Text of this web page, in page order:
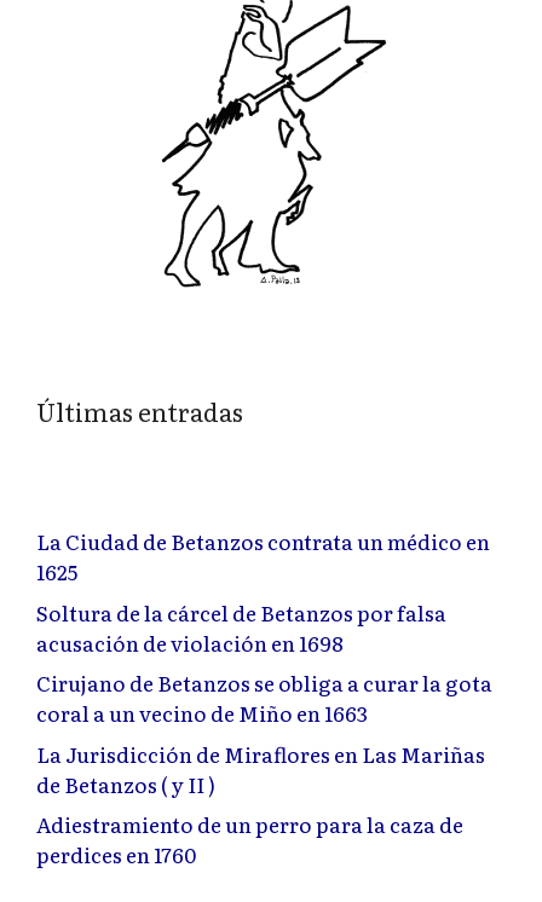
Últimas entradas
La Ciudad de Betanzos contrata un médico en
1625
Soltura de la cárcel de Betanzos por falsa
acusación de violación en 1698
Cirujano de Betanzos se obliga a curar la gota
coral a un vecino de Miño en 1663
La Jurisdicción de Miraflores en Las Mariñas
de Betanzos ( y II )
Adiestramiento de un perro para la caza de
perdices en 1760